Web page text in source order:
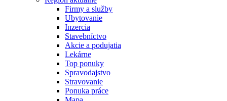
Firmy a služby
Ubytovanie
Inzercia
Stavebníctvo
Akcie a podujatia
Lekárne
Top ponuky
Spravodajstvo
Stravovanie
Ponuka práce